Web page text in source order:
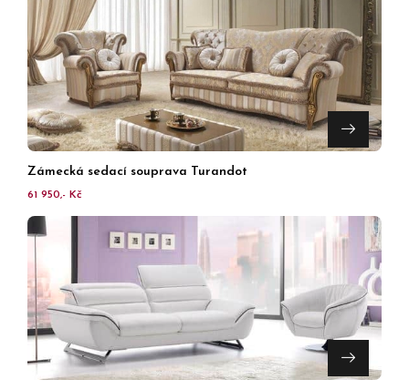
Zámecká sedací souprava Turandot
61 950,- Kč